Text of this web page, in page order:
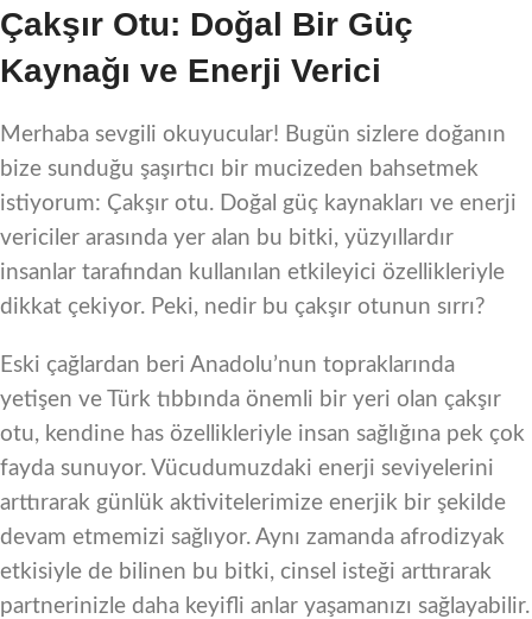
Çakşır Otu: Doğal Bir Güç
Kaynağı ve Enerji Verici
Merhaba sevgili okuyucular! Bugün sizlere doğanın
bize sunduğu şaşırtıcı bir mucizeden bahsetmek
istiyorum: Çakşır otu. Doğal güç kaynakları ve enerji
vericiler arasında yer alan bu bitki, yüzyıllardır
insanlar tarafından kullanılan etkileyici özellikleriyle
dikkat çekiyor. Peki, nedir bu çakşır otunun sırrı?
Eski çağlardan beri Anadolu’nun topraklarında
yetişen ve Türk tıbbında önemli bir yeri olan çakşır
otu, kendine has özellikleriyle insan sağlığına pek çok
fayda sunuyor. Vücudumuzdaki enerji seviyelerini
arttırarak günlük aktivitelerimize enerjik bir şekilde
devam etmemizi sağlıyor. Aynı zamanda afrodizyak
etkisiyle de bilinen bu bitki, cinsel isteği arttırarak
partnerinizle daha keyifli anlar yaşamanızı sağlayabilir.